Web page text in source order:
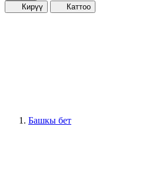
Кирүү Каттоо
Башкы бет